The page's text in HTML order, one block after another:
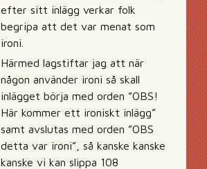
efter sitt inlägg verkar folk
begripa att det var menat som
ironi.
Härmed lagstiftar jag att när
någon använder ironi så skall
inlägget börja med orden ”OBS!
Här kommer ett ironiskt inlägg”
samt avslutas med orden ”OBS
detta var ironi”, så kanske kanske
kanske vi kan slippa 108